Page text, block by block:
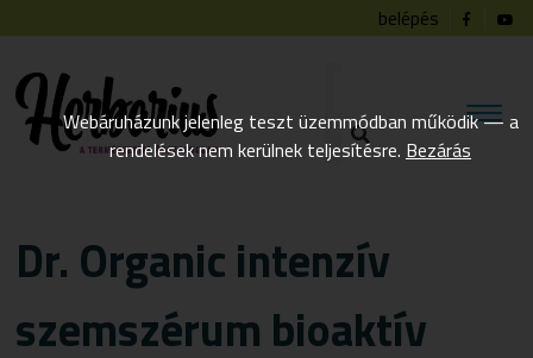
belépés
Dr. Organic intenzív
szemszérum bioaktív
Webáruházunk jelenleg teszt üzemmódban működik — a
rendelések nem kerülnek teljesítésre. Bezárás